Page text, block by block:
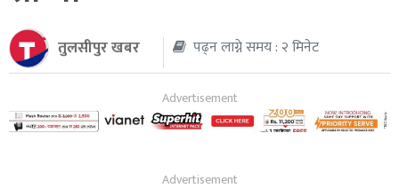
थप
तुलसीपुर खबर पढ्न लाग्ने समय : २ मिनेट